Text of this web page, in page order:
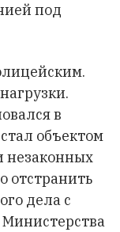
под
в
объектом
незаконных
отстранить
дела с